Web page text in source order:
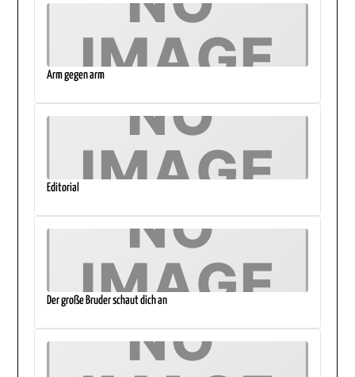
Arm gegen arm
Editorial
Der große Bruder schaut dich an